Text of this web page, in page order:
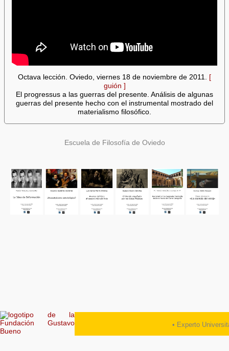
Octava lección. Oviedo, viernes 18 de noviembre de 2011.
[
guión ]
El progressus a las guerras del presente. Análisis de algunas
guerras del presente hecho con el instrumental mostrado del
materialismo filosófico.
Escuela de Filosofía de Oviedo